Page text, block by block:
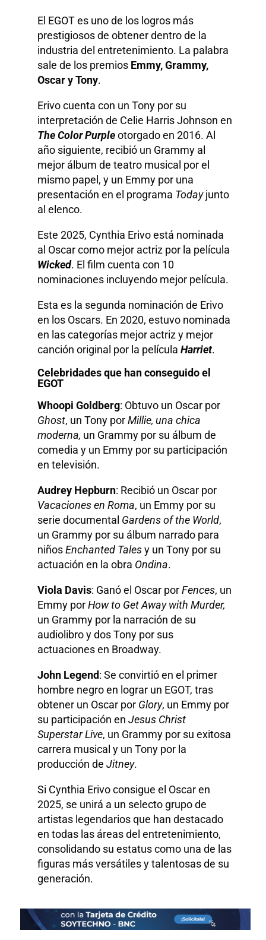
El EGOT es uno de los logros más
prestigiosos de obtener dentro de la
industria del entretenimiento. La palabra
sale de los premios Emmy, Grammy,
Oscar y Tony.
Erivo cuenta con un Tony por su
interpretación de Celie Harris Johnson en
The Color Purpleotorgado en 2016. Al
año siguiente, recibió un Grammy al
mejor álbum de teatro musical por el
mismo papel, y un Emmy por una
presentación en el programa Todayjunto
al elenco.
Este 2025, Cynthia Erivo está nominada
al Oscar como mejor actriz por la película
Wicked. El film cuenta con 10
nominaciones incluyendo mejor película.
Esta es la segunda nominación de Erivo
en los Oscars. En 2020, estuvo nominada
en las categorías mejor actriz y mejor
canción original por la películaHarriet.
Celebridades que han conseguido el
EGOT
Whoopi Goldberg: Obtuvo un Oscar por
Ghost, un Tony porMillie, una chica
moderna, un Grammy por su álbum de
comedia y un Emmy por su participación
en televisión.
Audrey Hepburn: Recibió un Oscar por
Vacaciones en Roma, un Emmy por su
serie documental Gardens of the World,
un Grammy por su álbum narrado para
niñosEnchanted Talesy un Tony por su
actuación en la obra Ondina.
Viola Davis: Ganó el Oscar porFences, un
Emmy porHow to Get Away with Murder,
un Grammy por la narración de su
audiolibro y dos Tony por sus
actuaciones en Broadway.
John Legend: Se convirtió en el primer
hombre negro en lograr un EGOT, tras
obtener un Oscar por Glory, un Emmy por
su participación enJesus Christ
Superstar Live, un Grammy por su exitosa
carrera musical y un Tony por la
producción deJitney.
Si Cynthia Erivo consigue el Oscar en
2025, se unirá a un selecto grupo de
artistas legendarios que han destacado
en todas las áreas del entretenimiento,
consolidando su estatus como una de las
figuras más versátiles y talentosas de su
generación.